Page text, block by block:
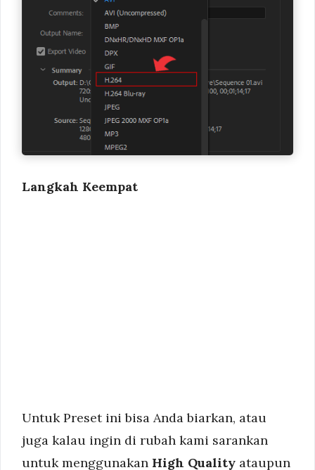
Langkah Keempat
Untuk Preset ini bisa Anda biarkan, atau
juga kalau ingin di rubah kami sarankan
untuk menggunakan High Quality ataupun